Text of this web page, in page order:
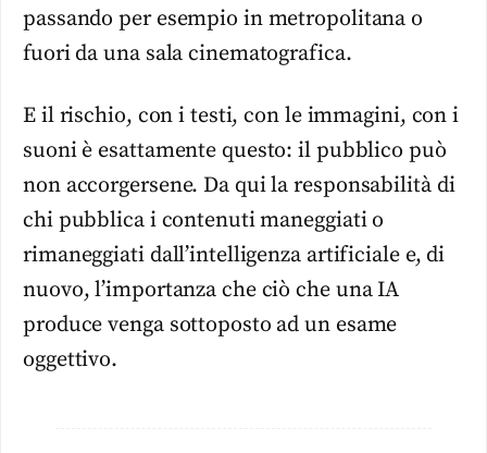
passando per esempio in metropolitana o
fuori da una sala cinematografica.
E il rischio, con i testi, con le immagini, con i
suoni è esattamente questo: il pubblico può
non accorgersene. Da qui la responsabilità di
chi pubblica i contenuti maneggiati o
rimaneggiati dall’intelligenza artificiale e, di
nuovo, l’importanza che ciò che una IA
produce venga sottoposto ad un esame
oggettivo.